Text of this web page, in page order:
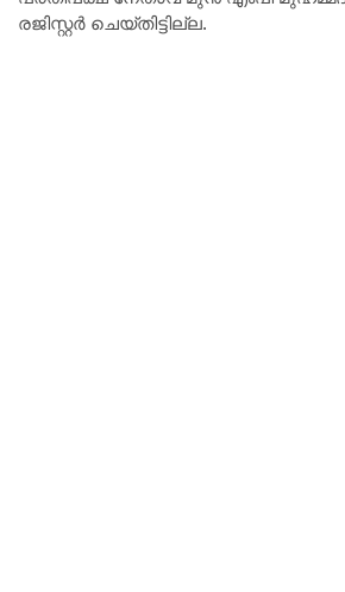
രജിസ്റ്റർ ചെയ്തിട്ടില്ല.